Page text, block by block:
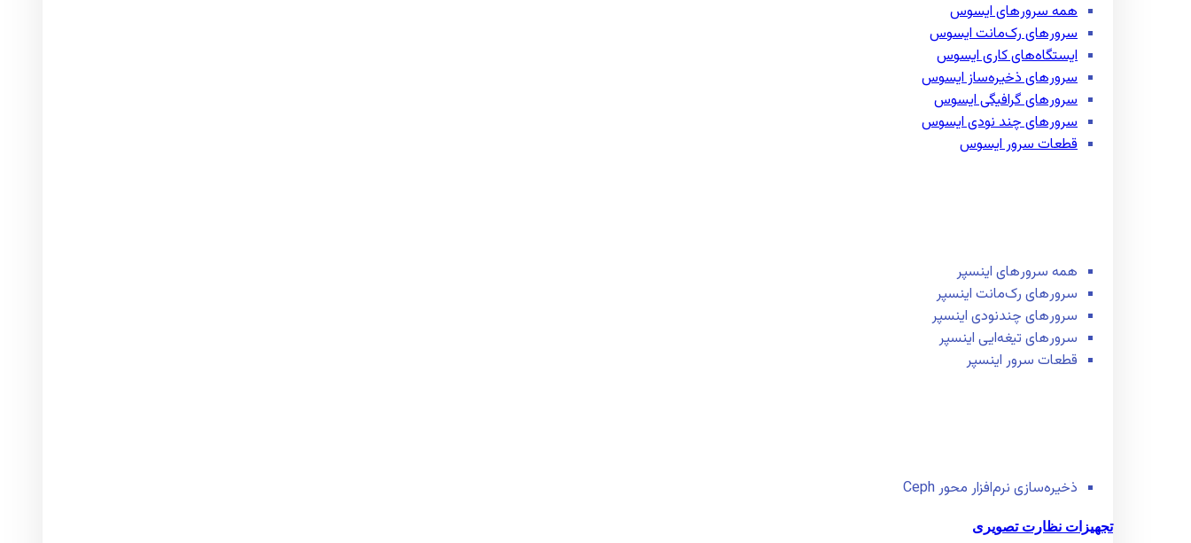
همه سرور‌های ایسوس
سرور‌های رک‌مانت ایسوس
ایستگاه‌های کاری ایسوس
سرور‌های ذخیره‌ساز ایسوس
سرور‌های گرافیگی ایسوس
سرور‌های چند نودی ایسوس
قطعات سرور ایسوس
همه سرور‌های اینسپر
سرور‌های رک‌مانت اینسپر
سرور‌های چند‌نودی اینسپر
سرور‌های تیغه‌ایی اینسپر
قطعات سرور اینسپر
ذخیره‌سازی نرم‌افزار محور Ceph
تجهیزات نظارت تصویری